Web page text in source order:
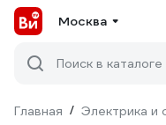
Москва
Поиск в каталоге
Главная / Электрика и